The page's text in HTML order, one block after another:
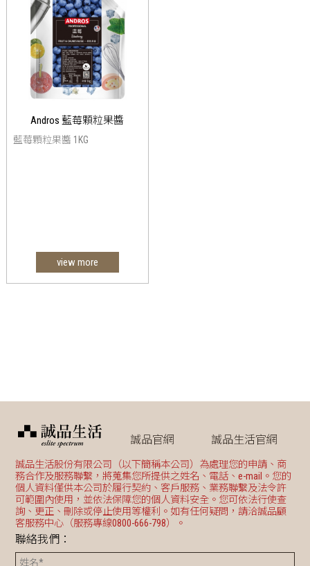
Andros 藍莓顆粒果醬
藍莓顆粒果醬 1KG
view more
誠品官網 誠品生活官網
誠品生活股份有限公司（以下簡稱本公司）為處理您的申請、商
務合作及服務聯繫，將蒐集您所提供之姓名、電話、e-mail。您的
個人資料僅供本公司於履行契約、客戶服務、業務聯繫及法令許
可範圍內使用，並依法保障您的個人資料安全。您可依法行使查
詢、更正、刪除或停止使用等權利。如有任何疑問，請洽誠品顧
客服務中心（服務專線0800-666-798）。
聯絡我們：